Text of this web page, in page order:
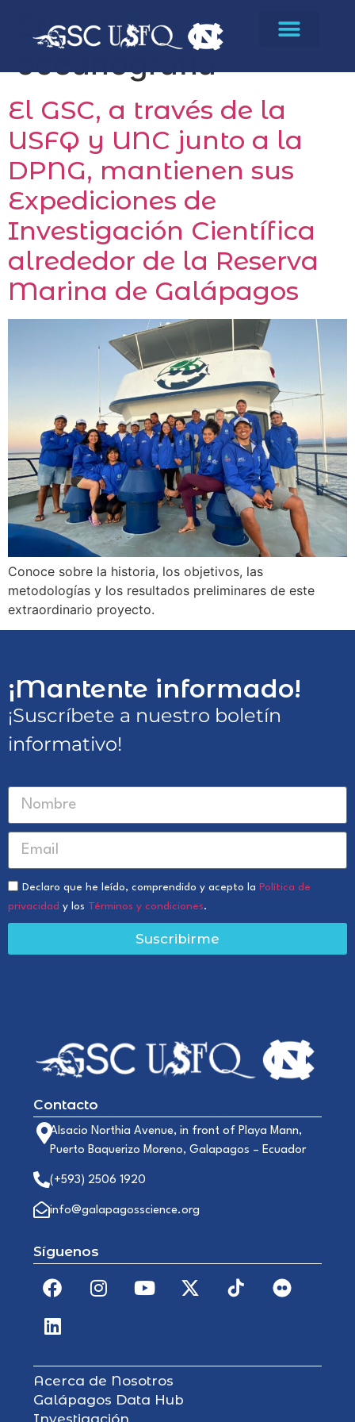
Etiqueta:
oceanografía
El GSC, a través de la
USFQ y UNC junto a la
DPNG, mantienen sus
Expediciones de
Investigación Científica
alrededor de la Reserva
Marina de Galápagos
Conoce sobre la historia, los objetivos, las
metodologías y los resultados preliminares de este
extraordinario proyecto.
¡Mantente informado!
¡Suscríbete a nuestro boletín
informativo!
Declaro que he leído, comprendido y acepto la Política de
privacidad y los Términos y condiciones.
Suscribirme
Contacto
Alsacio Northia Avenue, in front of Playa Mann,
Puerto Baquerizo Moreno, Galapagos – Ecuador
(+593) 2506 1920
info@galapagosscience.org
Síguenos
Acerca de Nosotros
Galápagos Data Hub
Investigación